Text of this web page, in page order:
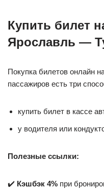
Купить билет
Ярославль —
Покупка билетов онлайн
пассажиров есть три
купить билет в кассе
у водителя или
Полезные ссылки:
✔️ Кэшбэк 4% при